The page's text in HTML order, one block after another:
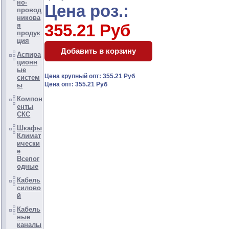
но-
провод
никова
я
продук
ция
Аспира
ционн
ые
систем
ы
Компон
енты
СКС
Шкафы
Климат
ически
е
Всепог
одные
Кабель
силово
й
Кабель
ные
каналы
Цена роз.:
355.21 Руб
Цена крупный опт: 355.21 Руб
Цена опт: 355.21 Руб